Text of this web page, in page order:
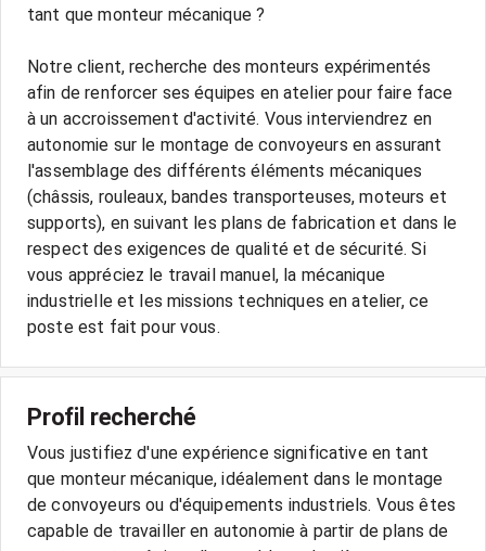
tant que monteur mécanique ?
Notre client, recherche des monteurs expérimentés
afin de renforcer ses équipes en atelier pour faire face
à un accroissement d'activité. Vous interviendrez en
autonomie sur le montage de convoyeurs en assurant
l'assemblage des différents éléments mécaniques
(châssis, rouleaux, bandes transporteuses, moteurs et
supports), en suivant les plans de fabrication et dans le
respect des exigences de qualité et de sécurité. Si
vous appréciez le travail manuel, la mécanique
industrielle et les missions techniques en atelier, ce
poste est fait pour vous.
Profil recherché
Vous justifiez d'une expérience significative en tant
que monteur mécanique, idéalement dans le montage
de convoyeurs ou d'équipements industriels. Vous êtes
capable de travailler en autonomie à partir de plans de